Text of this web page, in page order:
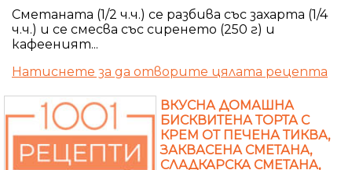
Сметаната (1/2 ч.ч.) се разбива със захарта (1/4
ч.ч.) и се смесва със сиренето (250 г) и
кафееният...
Натиснете за да отворите цялата рецепта
ВКУСНА ДОМАШНА
БИСКВИТЕНА ТОРТА С
КРЕМ ОТ ПЕЧЕНА ТИКВА,
ЗАКВАСЕНА СМЕТАНА,
СЛАДКАРСКА СМЕТАНА,